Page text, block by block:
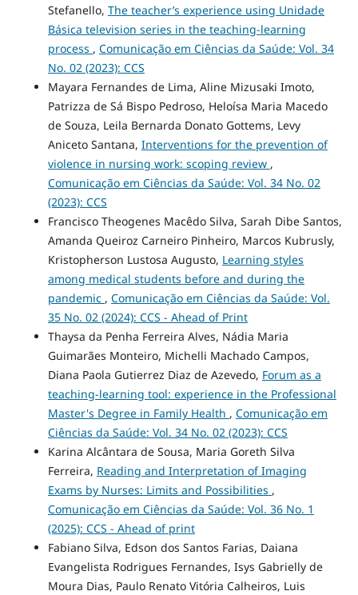
Stefanello, The teacher’s experience using Unidade
Básica television series in the teaching-learning
process , Comunicação em Ciências da Saúde: Vol. 34
No. 02 (2023): CCS
Mayara Fernandes de Lima, Aline Mizusaki Imoto,
Patrizza de Sá Bispo Pedroso, Heloísa Maria Macedo
de Souza, Leila Bernarda Donato Gottems, Levy
Aniceto Santana, Interventions for the prevention of
violence in nursing work: scoping review ,
Comunicação em Ciências da Saúde: Vol. 34 No. 02
(2023): CCS
Francisco Theogenes Macêdo Silva, Sarah Dibe Santos,
Amanda Queiroz Carneiro Pinheiro, Marcos Kubrusly,
Kristopherson Lustosa Augusto, Learning styles
among medical students before and during the
pandemic , Comunicação em Ciências da Saúde: Vol.
35 No. 02 (2024): CCS - Ahead of Print
Thaysa da Penha Ferreira Alves, Nádia Maria
Guimarães Monteiro, Michelli Machado Campos,
Diana Paola Gutierrez Diaz de Azevedo, Forum as a
teaching-learning tool: experience in the Professional
Master's Degree in Family Health , Comunicação em
Ciências da Saúde: Vol. 34 No. 02 (2023): CCS
Karina Alcântara de Sousa, Maria Goreth Silva
Ferreira, Reading and Interpretation of Imaging
Exams by Nurses: Limits and Possibilities ,
Comunicação em Ciências da Saúde: Vol. 36 No. 1
(2025): CCS - Ahead of print
Fabiano Silva, Edson dos Santos Farias, Daiana
Evangelista Rodrigues Fernandes, Isys Gabrielly de
Moura Dias, Paulo Renato Vitória Calheiros, Luis